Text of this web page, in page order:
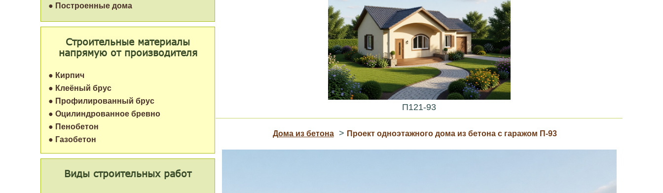
Виды строительных работ
Строительные материалы
напрямую от производителя
● Кирпич
● Клеёный брус
● Профилированный брус
● Оцилиндрованное бревно
● Пенобетон
● Газобетон
● Построенные дома
П121-93
Дома из бетона > Проект одноэтажного дома из бетона с гаражом П-93